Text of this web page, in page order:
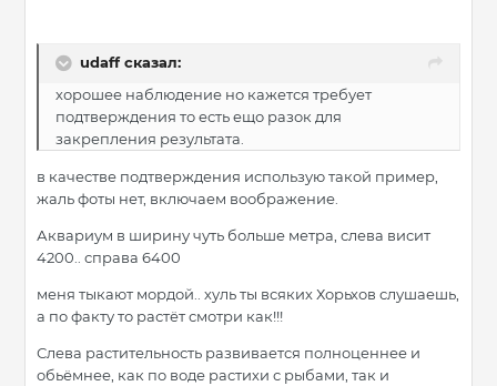
udaff сказал:
хорошее наблюдение но кажется требует
подтверждения то есть ещо разок для
закрепления результата.
в качестве подтверждения использую такой пример,
жаль фоты нет, включаем воображение.
Аквариум в ширину чуть больше метра, слева висит
4200.. справа 6400
меня тыкают мордой.. хуль ты всяких Хорьхов слушаешь,
а по факту то растёт смотри как!!!
Слева растительность развивается полноценнее и
обьёмнее, как по воде растихи с рыбами, так и